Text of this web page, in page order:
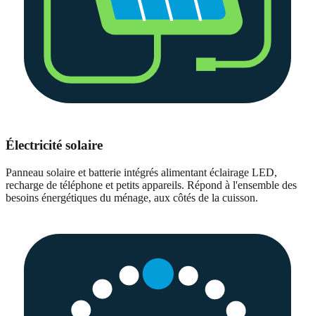
Électricité solaire
Panneau solaire et batterie intégrés alimentant éclairage LED,
recharge de téléphone et petits appareils. Répond à l'ensemble des
besoins énergétiques du ménage, aux côtés de la cuisson.